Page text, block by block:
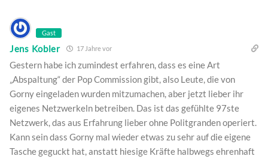
Gast
Jens Kobler 17 Jahre vor
Gestern habe ich zumindest erfahren, dass es eine Art
„Abspaltung“ der Pop Commission gibt, also Leute, die von
Gorny eingeladen wurden mitzumachen, aber jetzt lieber ihr
eigenes Netzwerkeln betreiben. Das ist das gefühlte 97ste
Netzwerk, das aus Erfahrung lieber ohne Politgranden operiert.
Kann sein dass Gorny mal wieder etwas zu sehr auf die eigene
Tasche geguckt hat, anstatt hiesige Kräfte halbwegs ehrenhaft